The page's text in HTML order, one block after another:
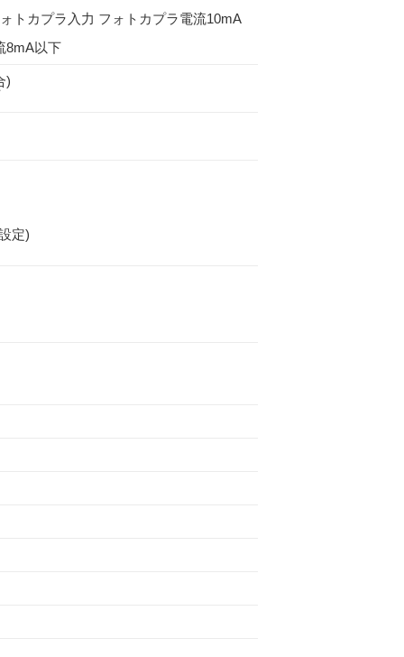
トカプラ入力 フォトカプラ電流10mA
8mA以下
)
定)